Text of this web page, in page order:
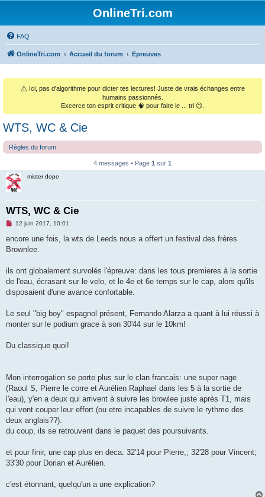
OnlineTri.com
FAQ
OnlineTri.com Accueil du forum Epreuves
⚠️ Ici, pas d'algorithme pour dicter tes lectures! Juste de vrais échanges entre
humains passionnés.
Excerce ton esprit critique 🧠 pour faire le ... tri 😉.
WTS, WC & Cie
Règles du forum
4 messages • Page 1 sur 1
mister dope
WTS, WC & Cie
M
s
a
n
o
l
12 juin 2017, 10:01
encore une fois, la wts de Leeds nous a offert un festival des frères
Brownlee.
ils ont globalement survolés l'épreuve: dans les tous premieres à la sortie
de l'eau, écrasant sur le velo, et le 4e et 6e temps sur le cap, alors qu'ils
disposaient d'une avance confortable.
Le seul "big boy" espagnol présent, Fernando Alarza a quant à lui réussi à
monter sur le podium grace à son 30'44 sur le 10km!
Du classique quoi!
Mon interrogation se porte plus sur le clan francais: une super nage
(Raoul S, Pierre le corre et Aurélien Raphael dans les 5 à la sortie de
l'eau), y'en a deux qui arrivent à suivre les browlee juste après T1, mais
qui vont couper leur effort (ou etre incapables de suivre le rythme des
deux anglais??).
du coup, ils se retrouvent dans le paquet des poursuivants.
et pour finir, une cap plus en deca: 32'14 pour Pierre,; 32'28 pour Vincent;
33'30 pour Dorian et Aurélien.
c'est étonnant, quelqu'un a une explication?